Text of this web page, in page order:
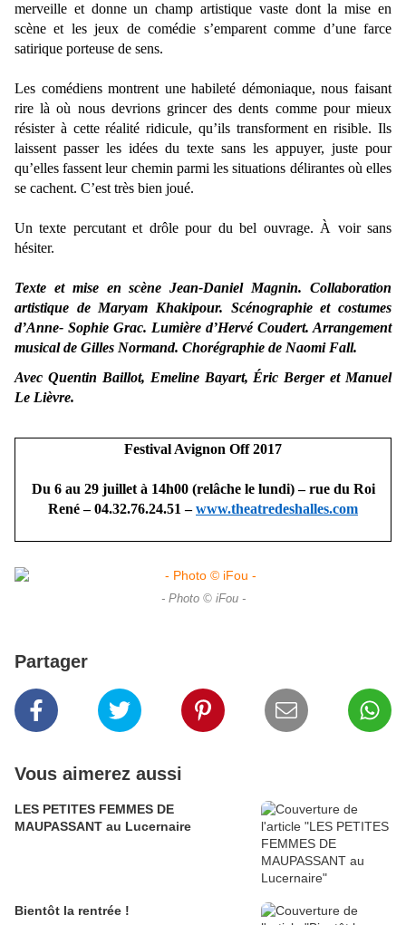
merveille et donne un champ artistique vaste dont la mise en
scène et les jeux de comédie s’emparent comme d’une farce
satirique porteuse de sens.
Les comédiens montrent une habileté démoniaque, nous faisant
rire là où nous devrions grincer des dents comme pour mieux
résister à cette réalité ridicule, qu’ils transforment en risible. Ils
laissent passer les idées du texte sans les appuyer, juste pour
qu’elles fassent leur chemin parmi les situations délirantes où elles
se cachent. C’est très bien joué.
Un texte percutant et drôle pour du bel ouvrage. À voir sans
hésiter.
Texte et mise en scène Jean-Daniel Magnin. Collaboration
artistique de Maryam Khakipour. Scénographie et costumes
d’Anne- Sophie Grac. Lumière d’Hervé Coudert. Arrangement
musical de Gilles Normand. Chorégraphie de Naomi Fall.
Avec Quentin Baillot, Emeline Bayart, Éric Berger et Manuel
Le Lièvre.
Festival Avignon Off 2017
Du 6 au 29 juillet à 14h00 (relâche le lundi) – rue du Roi
René – 04.32.76.24.51 –www.theatredeshalles.com
- Photo © iFou -
Partager
Vous aimerez aussi
LES PETITES FEMMES DE
MAUPASSANT au Lucernaire
Bientôt la rentrée !